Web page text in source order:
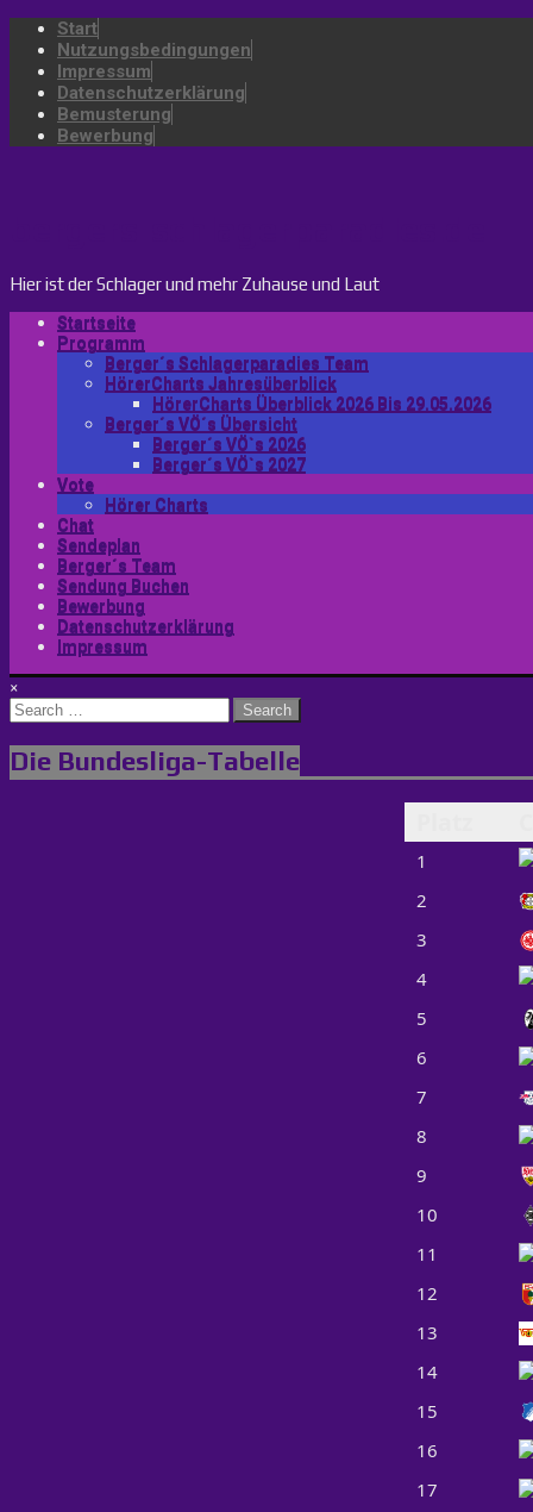
Start
Nutzungsbedingungen
Impressum
Datenschutzerklärung
Bemusterung
Bewerbung
Hier ist der Schlager und mehr Zuhause und Laut
Startseite
Programm
Berger´s Schlagerparadies Team
HörerCharts Jahresüberblick
HörerCharts Überblick 2026 Bis 29.05.2026
Berger´s VÖ´s Übersicht
Berger´s VÖ`s 2026
Berger´s VÖ`s 2027
Vote
Hörer Charts
Chat
Sendeplan
Berger´s Team
Sendung Buchen
Bewerbung
Datenschutzerklärung
Impressum
×
Search
for:
Die Bundesliga-Tabelle
1
2
3
4
5
6
7
8
9
10
11
12
13
14
15
16
17